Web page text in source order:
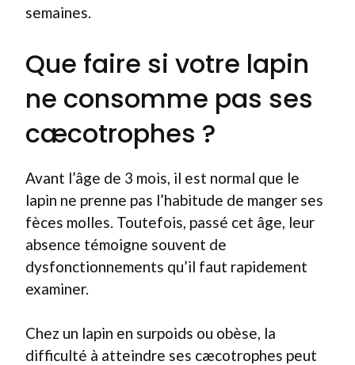
semaines.
Que faire si votre lapin
ne consomme pas ses
cæcotrophes ?
Avant l’âge de 3 mois, il est normal que le
lapin ne prenne pas l’habitude de manger ses
fèces molles. Toutefois, passé cet âge, leur
absence témoigne souvent de
dysfonctionnements qu’il faut rapidement
examiner.
Chez un lapin en surpoids ou obèse, la
difficulté à atteindre ses cæcotrophes peut